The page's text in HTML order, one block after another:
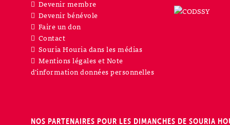
Devenir membre
Devenir bénévole
Faire un don
Contact
Souria Houria dans les médias
Mentions légales et Note
d’information données personnelles
NOS PARTENAIRES POUR LES DIMANCHES DE SOURIA